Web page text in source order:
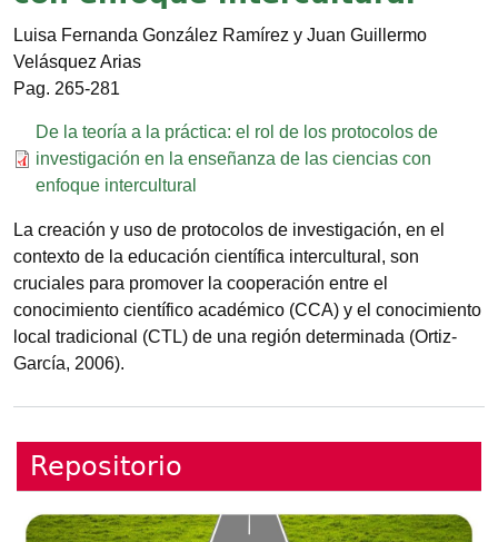
Luisa Fernanda González Ramírez y Juan Guillermo
Velásquez Arias
265-281
Documento
De la teoría a la práctica: el rol de los protocolos de
investigación en la enseñanza de las ciencias con
enfoque intercultural
La creación y uso de protocolos de investigación, en el
contexto de la educación científica intercultural, son
cruciales para promover la cooperación entre el
conocimiento científico académico (CCA) y el conocimiento
local tradicional (CTL) de una región determinada (Ortiz-
García, 2006).
Repositorio